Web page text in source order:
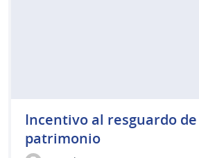
Incentivo al resguardo de
patrimonio